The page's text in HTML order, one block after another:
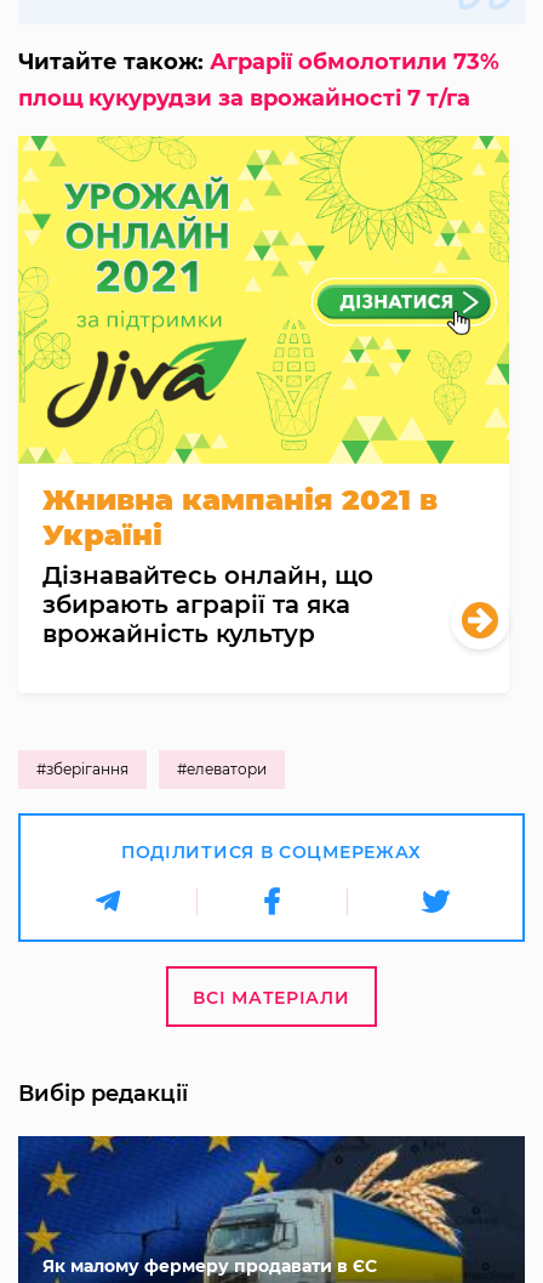
Читайте також: Аграрії обмолотили 73%
площ кукурудзи за врожайності 7 т/га
Жнивна кампанія 2021 в
Україні
Дізнавайтесь онлайн, що
збирають аграрії та яка
врожайність культур
#зберігання #елеватори
ПОДІЛИТИСЯ В СОЦМЕРЕЖАХ
ВСІ МАТЕРІАЛИ
Вибір редакції
Як малому фермеру продавати в ЄС